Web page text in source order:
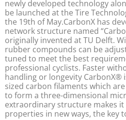
newly developed technology
be launched at the Tire
the 19th of May.CarbonX has
network structure named
originally invented at TU Delft.
rubber compounds can be
tuned to meet the best
professional cyclists. Faster
handling or longevity CarbonX®
sized carbon filaments which
to form a three-dimensional
extraordinary structure makes
properties in new ways, the key